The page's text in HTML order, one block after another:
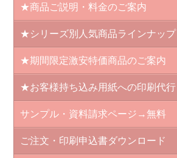
★商品ご説明・料金のご案内
★シリーズ別人気商品ラインナップ
★期間限定激安特価商品のご案内
★お客様持ち込み用紙への印刷代行
サンプル・資料請求ページ→無料
ご注文・印刷申込書ダウンロード